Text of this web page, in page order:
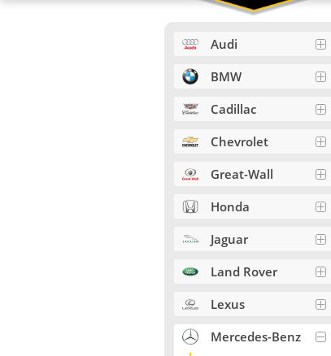
Audi
BMW
Cadillac
Chevrolet
Great-Wall
Honda
Jaguar
Land Rover
Lexus
Mercedes-Benz